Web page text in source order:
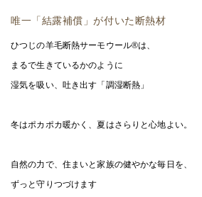
唯一 「結露補償」が付いた断熱材
ひつじの羊毛断熱サーモウール®︎は、
まるで生きているかのように
湿気を吸い、吐き出す「調湿断熱」
冬はポカポカ暖かく、夏はさらりと心地よい。
自然の力で、住まいと家族の健やかな毎日を、
ずっと守りつづけます